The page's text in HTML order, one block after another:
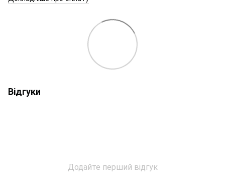
Відгуки
Додайте перший відгук